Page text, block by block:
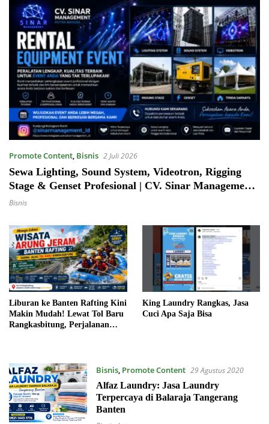
Promote Content, Bisnis 2 Juli 2026
Sewa Lighting, Sound System, Videotron, Rigging
Stage & Genset Profesional | CV. Sinar Management
Putra Bangsa
Bisnis
Liburan ke Banten Rafting Kini
Makin Mudah! Lewat Tol Baru
Rangkasbitung, Perjalanan
King Laundry Rangkas, Jasa
Cuci Apa Saja Bisa
Bisnis, Promote Content 29 Agustus 2020
Alfaz Laundry: Jasa Laundry
Terpercaya di Balaraja Tangerang
Banten